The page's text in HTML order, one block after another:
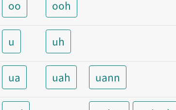
oo ooh
u uh
ua uah uann